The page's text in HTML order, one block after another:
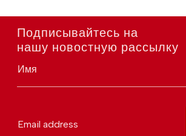
Подписывайтесь на
нашу новостную рассылку
Имя
Email address